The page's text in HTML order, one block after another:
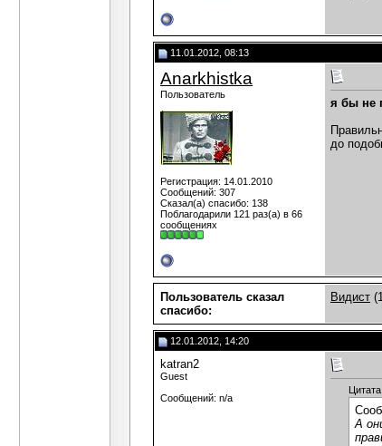
11.01.2012, 08:13
Anarkhistka
Пользователь
Регистрация: 14.01.2010
Сообщений: 307
Сказал(а) спасибо: 138
Поблагодарили 121 раз(а) в 66
сообщениях
я бы не
до
Пользователь сказал
cпасибо:
Видист
12.01.2012, 14:20
katran2
Guest
Сообщений: n/a
Цитата:
А